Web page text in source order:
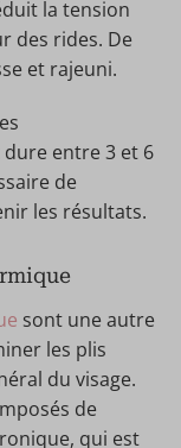
la tension
des rides. De
et rajeuni.
entre 3 et 6
de
les résultats.
sont une autre
les plis
du visage.
de
qui est